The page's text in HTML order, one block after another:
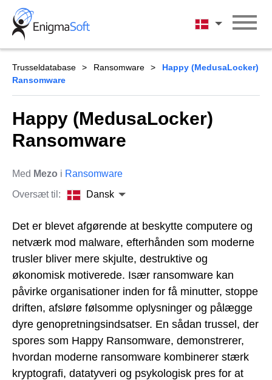
Skip
content
Dansk
Trusseldatabase Ransomware
Happy (MedusaLocker)
Ransomware
Happy (MedusaLocker)
Ransomware
Med Mezo i Ransomware
Oversæt til:
Dansk
Det er blevet afgørende at beskytte computere og
netværk mod malware, efterhånden som moderne
trusler bliver mere skjulte, destruktive og
økonomisk motiverede. Især ransomware kan
påvirke organisationer inden for få minutter, stoppe
driften, afsløre følsomme oplysninger og pålægge
dyre genopretningsindsatser. En sådan trussel, der
spores som Happy Ransomware, demonstrerer,
hvordan moderne ransomware kombinerer stærk
kryptografi, datatyveri og psykologisk pres for at